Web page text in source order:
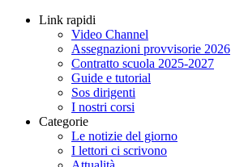
Link rapidi
Video Channel
Assegnazioni provvisorie 2026
Contratto scuola 2025-2027
Guide e tutorial
Sos dirigenti
I nostri corsi
Categorie
Le notizie del giorno
I lettori ci scrivono